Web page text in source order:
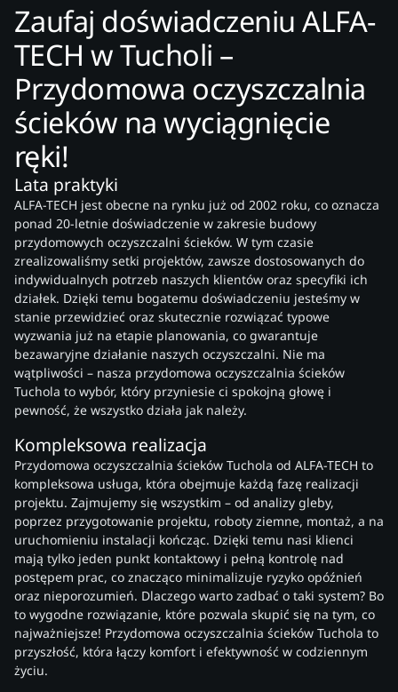
Zaufaj doświadczeniu ALFA-
TECH w Tucholi –
Przydomowa oczyszczalnia
ścieków na wyciągnięcie
ręki!
Lata praktyki
ALFA-TECH jest obecne na rynku już od 2002 roku, co oznacza
ponad 20-letnie doświadczenie w zakresie budowy
przydomowych oczyszczalni ścieków. W tym czasie
zrealizowaliśmy setki projektów, zawsze dostosowanych do
indywidualnych potrzeb naszych klientów oraz specyfiki ich
działek. Dzięki temu bogatemu doświadczeniu jesteśmy w
stanie przewidzieć oraz skutecznie rozwiązać typowe
wyzwania już na etapie planowania, co gwarantuje
bezawaryjne działanie naszych oczyszczalni. Nie ma
wątpliwości – nasza przydomowa oczyszczalnia ścieków
Tuchola to wybór, który przyniesie ci spokojną głowę i
pewność, że wszystko działa jak należy.
Kompleksowa realizacja
Przydomowa oczyszczalnia ścieków Tuchola od ALFA-TECH to
kompleksowa usługa, która obejmuje każdą fazę realizacji
projektu. Zajmujemy się wszystkim – od analizy gleby,
poprzez przygotowanie projektu, roboty ziemne, montaż, a na
uruchomieniu instalacji kończąc. Dzięki temu nasi klienci
mają tylko jeden punkt kontaktowy i pełną kontrolę nad
postępem prac, co znacząco minimalizuje ryzyko opóźnień
oraz nieporozumień. Dlaczego warto zadbać o taki system? Bo
to wygodne rozwiązanie, które pozwala skupić się na tym, co
najważniejsze! Przydomowa oczyszczalnia ścieków Tuchola to
przyszłość, która łączy komfort i efektywność w codziennym
życiu.